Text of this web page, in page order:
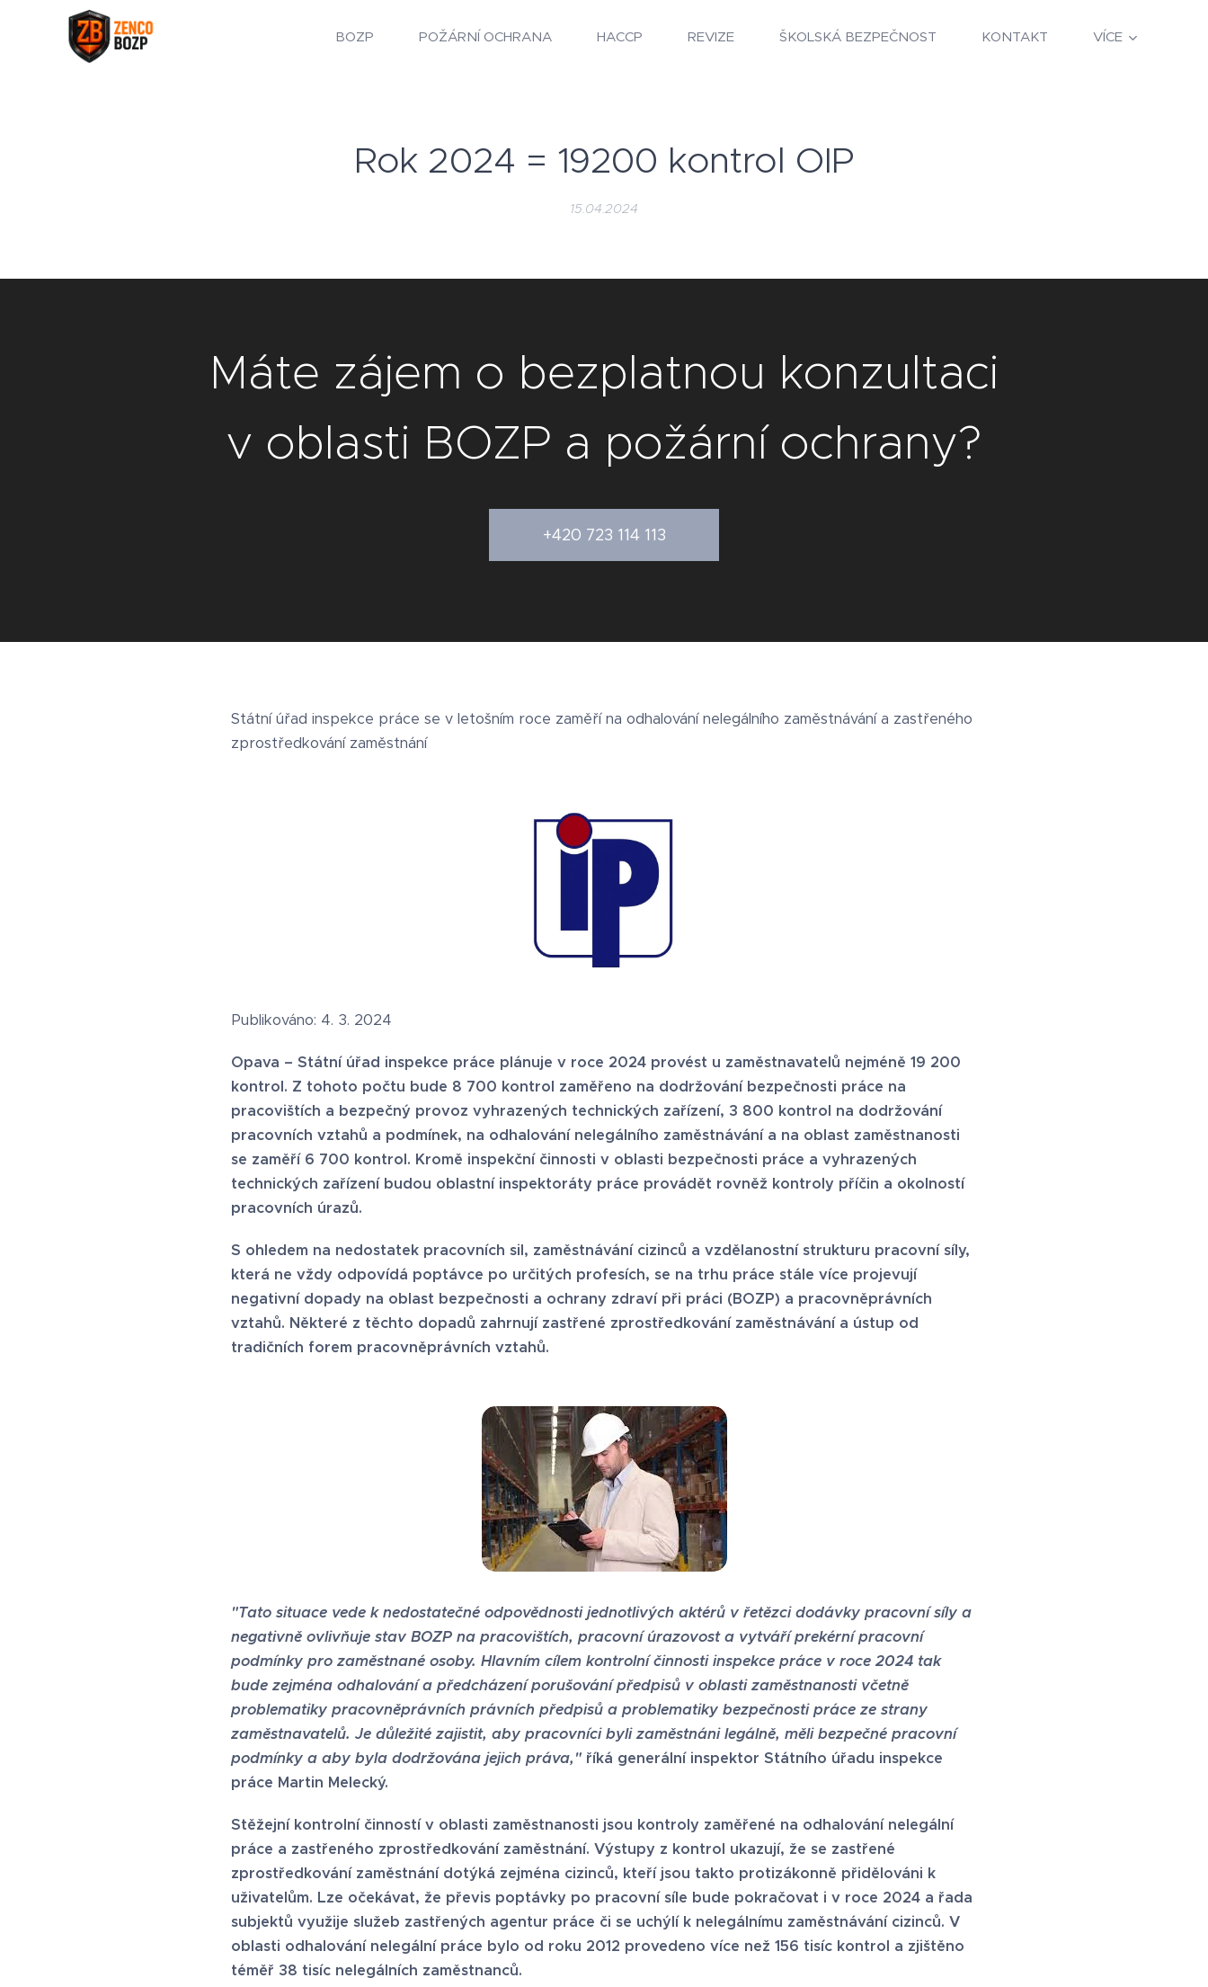
BOZP POŽÁRNÍ OCHRANA HACCP REVIZE ŠKOLSKÁ BEZPEČNOST KONTAKT VÍCE
Rok 2024 = 19200 kontrol OIP
15.04.2024
Máte zájem o bezplatnou konzultaci
v oblasti BOZP a požární ochrany?
+420 723 114 113
Státní úřad inspekce práce se v letošním roce zaměří na odhalování nelegálního zaměstnávání a zastřeného
zprostředkování zaměstnání
Publikováno: 4. 3. 2024
Opava – Státní úřad inspekce práce plánuje v roce 2024 provést u zaměstnavatelů nejméně 19 200
kontrol. Z tohoto počtu bude 8 700 kontrol zaměřeno na dodržování bezpečnosti práce na
pracovištích a bezpečný provoz vyhrazených technických zařízení, 3 800 kontrol na dodržování
pracovních vztahů a podmínek, na odhalování nelegálního zaměstnávání a na oblast zaměstnanosti
se zaměří 6 700 kontrol. Kromě inspekční činnosti v oblasti bezpečnosti práce a vyhrazených
technických zařízení budou oblastní inspektoráty práce provádět rovněž kontroly příčin a okolností
pracovních úrazů.
S ohledem na nedostatek pracovních sil, zaměstnávání cizinců a vzdělanostní strukturu pracovní síly,
která ne vždy odpovídá poptávce po určitých profesích, se na trhu práce stále více projevují
negativní dopady na oblast bezpečnosti a ochrany zdraví při práci (BOZP) a pracovněprávních
vztahů. Některé z těchto dopadů zahrnují zastřené zprostředkování zaměstnávání a ústup od
tradičních forem pracovněprávních vztahů.
"Tato situace vede k nedostatečné odpovědnosti jednotlivých aktérů v řetězci dodávky pracovní síly a
negativně ovlivňuje stav BOZP na pracovištích, pracovní úrazovost a vytváří prekérní pracovní
podmínky pro zaměstnané osoby. Hlavním cílem kontrolní činnosti inspekce práce v roce 2024 tak
bude zejména odhalování a předcházení porušování předpisů v oblasti zaměstnanosti včetně
problematiky pracovněprávních právních předpisů a problematiky bezpečnosti práce ze strany
zaměstnavatelů. Je důležité zajistit, aby pracovníci byli zaměstnáni legálně, měli bezpečné pracovní
podmínky a aby byla dodržována jejich práva," říká generální inspektor Státního úřadu inspekce
práce Martin Melecký.
Stěžejní kontrolní činností v oblasti zaměstnanosti jsou kontroly zaměřené na odhalování nelegální
práce a zastřeného zprostředkování zaměstnání. Výstupy z kontrol ukazují, že se zastřené
zprostředkování zaměstnání dotýká zejména cizinců, kteří jsou takto protizákonně přidělováni k
uživatelům. Lze očekávat, že převis poptávky po pracovní síle bude pokračovat i v roce 2024 a řada
subjektů využije služeb zastřených agentur práce či se uchýlí k nelegálnímu zaměstnávání cizinců. V
oblasti odhalování nelegální práce bylo od roku 2012 provedeno více než 156 tisíc kontrol a zjištěno
téměř 38 tisíc nelegálních zaměstnanců.